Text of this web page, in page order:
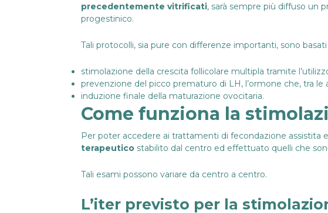
precedentemente vitrificati, sarà sempre più diffuso un
progestinico.
Tali protocolli, sia pure con differenze importanti, sono
stimolazione della crescita follicolare multipla tramite
prevenzione del picco prematuro di LH, l’ormone che, tra
induzione finale della maturazione ovocitaria.
Come funziona la
Per poter accedere ai trattamenti di fecondazione assistita
terapeutico stabilito dal centro ed effettuato quelli che
Tali esami possono variare da centro a centro.
L’iter previsto per la